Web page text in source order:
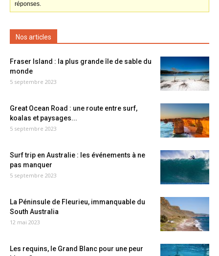
réponses.
Nos articles
Fraser Island : la plus grande île de sable du
monde
5 septembre 2023
Great Ocean Road : une route entre surf,
koalas et paysages...
5 septembre 2023
Surf trip en Australie : les événements à ne
pas manquer
5 septembre 2023
La Péninsule de Fleurieu, immanquable du
South Australia
12 mai 2023
Les requins, le Grand Blanc pour une peur